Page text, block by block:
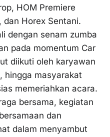
HOM Premiere
dan Horex Sentani.
dengan senam zumba
pada momentum Car
diikuti oleh karyawan
hingga masyarakat
memeriahkan acara.
bersama, kegiatan
dan
dalam menyambut